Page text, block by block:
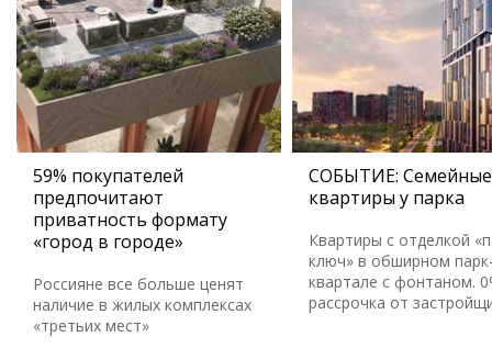
59% покупателей
предпочитают
приватность формату
«город в городе»
Россияне все больше ценят
наличие в жилых комплексах
«третьих мест»
СОБЫТИЕ: Семейные
квартиры у парка
Квартиры с отделкой
ключ» в обширном
квартале с фонтаном.
рассрочка от